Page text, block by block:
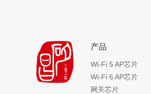
产品
Wi-Fi 5 AP芯片
Wi-Fi 6 AP芯片
网关芯片